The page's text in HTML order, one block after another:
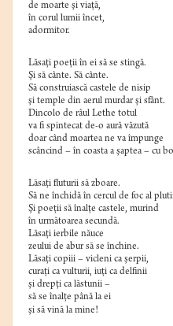
de moarte şi viaţă,
în corul lumii încet,
adormitor.
Lăsaţi poeţii în ei să se stingă.
Şi să cânte. Să cânte.
Să construiască castele de nisip
şi temple din aerul murdar şi sfânt.
Dincolo de râul Lethe totul
va fi spintecat de-o aură văzută
doar când moartea ne va împunge
scâncind – în coasta a şaptea – cu
Lăsaţi fluturii să zboare.
Să ne închidă în cercul de foc al
Şi poeţii să înalţe castele, murind
în următoarea secundă.
Lăsaţi ierbile năuce
zeului de abur să se închine.
Lăsaţi copiii – vicleni ca şerpii,
curaţi ca vulturii, iuţi ca delfinii
şi drepţi ca lăstunii –
să se înalţe până la ei
şi să vină la mine!